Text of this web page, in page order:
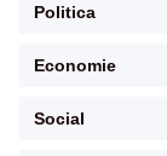
Politica
Economie
Social